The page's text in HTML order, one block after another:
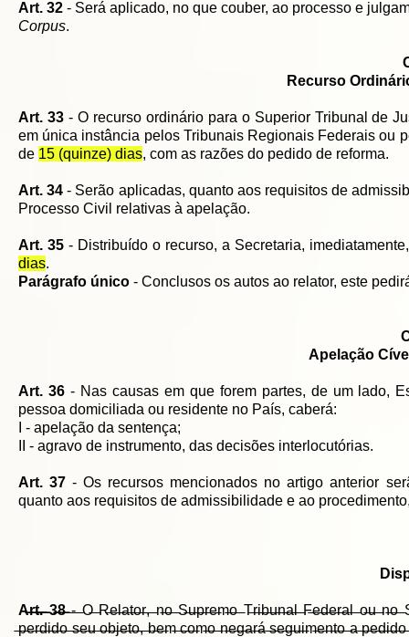
Art. 32 - Será aplicado, no que couber, ao processo e
Corpus.
Recurso
Art. 33- O recurso ordinário para o Superior Tribunal de
em única instância pelos Tribunais Regionais Federais ou
de 15 (quinze) dias, com as razões do pedido de reforma.
Art. 34 - Serão aplicadas, quanto aos requisitos de
Processo Civil relativas à apelação.
Art. 35 - Distribuído o recurso, a Secretaria,
dias.
Parágrafo único - Conclusos os autos ao relator, este
Apelação
Art. 36- Nas causas em que forem partes, de um lado,
pessoa domiciliada ou residente no País, caberá:
I - apelação da sentença;
II - agravo de instrumento, das decisões interlocutórias.
Art. 37 - Os recursos mencionados no artigo anterior
quanto aos requisitos de admissibilidade e ao
A̶r̶t̶.̶ ̶3̶8̶̶-̶ ̶O̶ ̶R̶e̶l̶a̶t̶o̶r̶,̶ ̶n̶o̶ ̶S̶u̶p̶r̶e̶m̶o̶ ̶T̶r̶i̶b̶u̶n̶a̶l̶ ̶F̶e̶d̶e̶r̶a̶l̶ ̶o̶u̶ ̶n̶o̶
̶p̶e̶r̶d̶i̶d̶o̶ ̶s̶e̶u̶ ̶o̶b̶j̶e̶t̶o̶,̶ ̶b̶e̶m̶ ̶c̶o̶m̶o̶ ̶n̶e̶g̶a̶r̶á̶ ̶s̶e̶g̶u̶i̶m̶e̶n̶t̶o̶ ̶a̶